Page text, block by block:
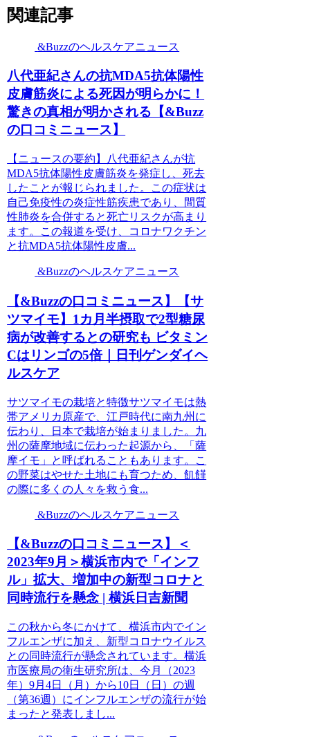
関連記事
&Buzzのヘルスケアニュース
八代亜紀さんの抗MDA5抗体陽性
皮膚筋炎による死因が明らかに！
驚きの真相が明かされる【&Buzz
の口コミニュース】
【ニュースの要約】八代亜紀さんが抗
MDA5抗体陽性皮膚筋炎を発症し、死去
したことが報じられました。この症状は
自己免疫性の炎症性筋疾患であり、間質
性肺炎を合併すると死亡リスクが高まり
ます。この報道を受け、コロナワクチン
と抗MDA5抗体陽性皮膚...
&Buzzのヘルスケアニュース
【&Buzzの口コミニュース】【サ
ツマイモ】1カ月半摂取で2型糖尿
病が改善するとの研究も ビタミン
Cはリンゴの5倍｜日刊ゲンダイヘ
ルスケア
サツマイモの栽培と特徴サツマイモは熱
帯アメリカ原産で、江戸時代に南九州に
伝わり、日本で栽培が始まりました。九
州の薩摩地域に伝わった起源から、「薩
摩イモ」と呼ばれることもあります。こ
の野菜はやせた土地にも育つため、飢饉
の際に多くの人々を救う食...
&Buzzのヘルスケアニュース
【&Buzzの口コミニュース】＜
2023年9月＞横浜市内で「インフ
ル」拡大、増加中の新型コロナと
同時流行を懸念 | 横浜日吉新聞
この秋から冬にかけて、横浜市内でイン
フルエンザに加え、新型コロナウイルス
との同時流行が懸念されています。横浜
市医療局の衛生研究所は、今月（2023
年）9月4日（月）から10日（日）の週
（第36週）にインフルエンザの流行が始
まったと発表しまし...